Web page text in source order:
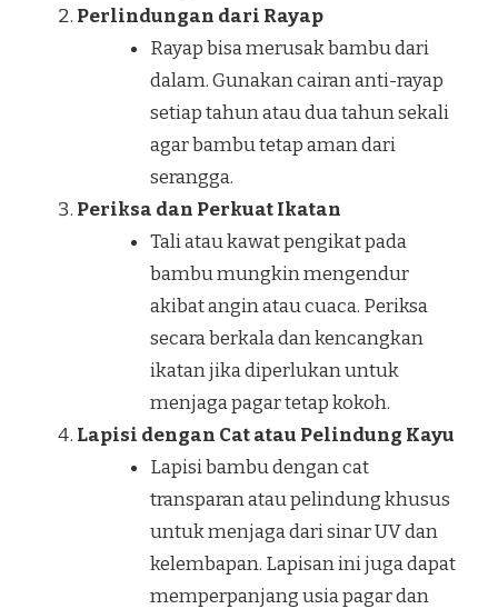
Perlindungan dari Rayap
Rayap bisa merusak bambu dari
dalam. Gunakan cairan anti-rayap
setiap tahun atau dua tahun sekali
agar bambu tetap aman dari
serangga.
Periksa dan Perkuat Ikatan
Tali atau kawat pengikat pada
bambu mungkin mengendur
akibat angin atau cuaca. Periksa
secara berkala dan kencangkan
ikatan jika diperlukan untuk
menjaga pagar tetap kokoh.
Lapisi dengan Cat atau Pelindung Kayu
Lapisi bambu dengan cat
transparan atau pelindung khusus
untuk menjaga dari sinar UV dan
kelembapan. Lapisan ini juga dapat
memperpanjang usia pagar dan